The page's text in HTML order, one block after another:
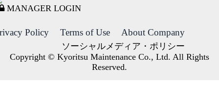
MANAGER LOGIN
Policy Terms of Use About Company
ソーシャルメディア・ポリシー
Copyright © Kyoritsu Maintenance Co., Ltd. All Rights
Reserved.